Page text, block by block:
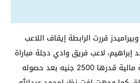
قررت الرابطة إيقاف اللاعب
لاعب فريق وادي دجلة مباراة
واحدة مع توقيع غرامة مالية قدرها 2500 جنيه بعد حصوله